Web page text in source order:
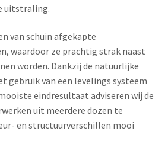
uitstraling.
van schuin afgekapte
waardoor ze prachtig strak naast
worden. Dankzij de natuurlijke
gebruik van een levelings systeem
eindresultaat adviseren wij de
uit meerdere dozen te
en structuurverschillen mooi